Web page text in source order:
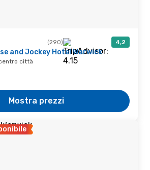
(290) 4,2
and Jockey Hotel Warwick
città
Mostra prezzi